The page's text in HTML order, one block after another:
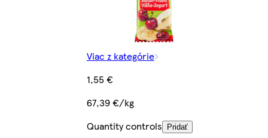
Viac z kategórie
1,55 €
67,39 €/kg
Quantity controls
Pridať